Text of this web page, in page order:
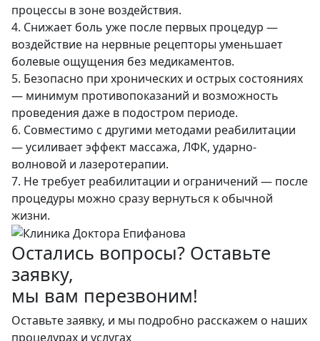
процессы в зоне воздействия.
4. Снижает боль уже после первых процедур —
воздействие на нервные рецепторы уменьшает
болевые ощущения без медикаментов.
5. Безопасно при хронических и острых состояниях
— минимум противопоказаний и возможность
проведения даже в подостром периоде.
6. Совместимо с другими методами реабилитации
— усиливает эффект массажа, ЛФК, ударно-
волновой и лазеротерапии.
7. Не требует реабилитации и ограничений — после
процедуры можно сразу вернуться к обычной
жизни.
Остались вопросы? Оставьте
заявку,
мы вам перезвоним!
Оставьте заявку, и мы подробно расскажем о наших
процедурах и услугах